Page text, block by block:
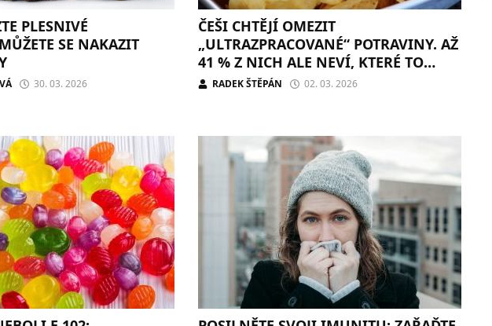
PLESNIVÉ
SE NAKAZIT
30. 03. 2026
ČEŠI CHTĚJÍ OMEZIT
„ULTRAZPRACOVANÉ“ POTRAVINY. AŽ
41 % Z NICH ALE NEVÍ, KTERÉ TO
JSOU
RADEK ŠTĚPÁN 02. 03. 2026